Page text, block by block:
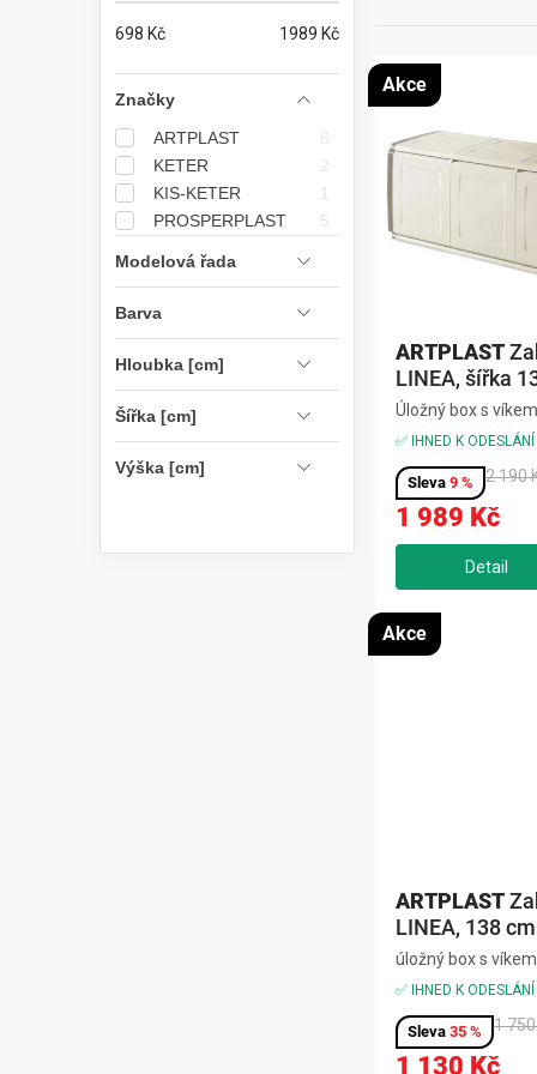
n
n
p
a
n
e
698 Kč 1989 Kč
Značky
ARTPLAST
6
KETER
2
KIS-KETER
PROSPERPLAST
5
Modelová řada
Barva
Hloubka [cm]
Šířka [cm]
Výška [cm]
V
ý
p
ů
ARTPLAST
LINEA, šířka
Akce
✅ IHNED K ODESLÁNÍ
9 %
1 989 Kč
2 190
Úložný box s
terasu i
hnědá,rozměry
mm,materiál
lZahradní box
přinese pořádek a
ARTPLAST
LINEA, 138 cm
Akce
✅ IHNED K ODESLÁNÍ
35 %
1 130 Kč
1 750
úložný box s
terasu, chodbu,
černá, rozměr
mm